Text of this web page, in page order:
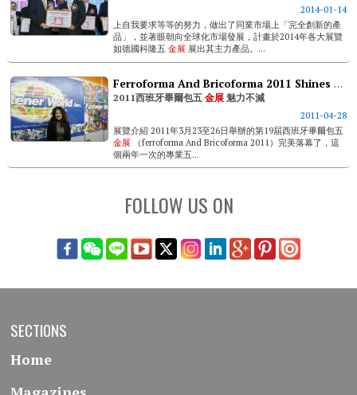
2014-01-14
上自我要求等等的努力，做出了同業市場上「完全創新的產
品」，並著眼朝向全球化市場發展，計畫於2014年各大展覽
如德國科隆五 金展 展出其主力產品。...
Ferroforma And Bricoforma 2011 Shines Still
2011西班牙畢爾包五金展 魅力不減
2011-04-28
展覽介紹 2011年3月23至26日舉辦的第19屆西班牙畢爾包五
金展
（ferroforma And Bricoforma 2011）完美落幕了，這
個兩年一次的專業五...
FOLLOW US ON
SECTIONS
Home